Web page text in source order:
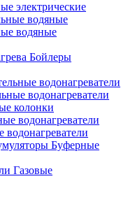
электрические
водяные
Бойлеры
водонагреватели
колонки
водонагреватели
Буферные
Газовые